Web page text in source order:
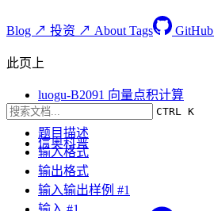
Blog ↗ 投资 ↗ About Tags GitHub
CTRL K
信奥科普
此页上
luogu-B2091 向量点积计算
题目要求
题目描述
输入格式
输出格式
输入输出样例 #1